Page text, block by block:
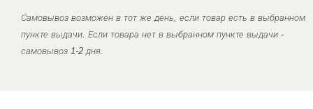
Самовывоз возможен в тот же день, если товар есть в выбранном
пункте выдачи. Если товара нет в выбранном пункте выдачи -
самовывоз 1-2 дня.